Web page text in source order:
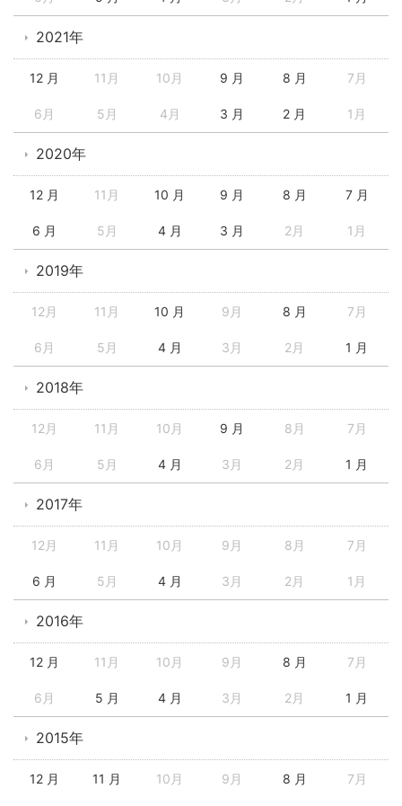
2021年
12 月 11月 10月 9 月 8 月 7月
6月 5月 4月 3 月 2 月 1月
2020年
12 月 11月 10 月 9 月 8 月 7 月
6 月 5月 4 月 3 月 2月 1月
2019年
12月 11月 10 月 9月 8 月 7月
6月 5月 4 月 3月 2月 1 月
2018年
12月 11月 10月 9 月 8月 7月
6月 5月 4 月 3月 2月 1 月
2017年
12月 11月 10月 9月 8月 7月
6 月 5月 4 月 3月 2月 1月
2016年
12 月 11月 10月 9月 8 月 7月
6月 5 月 4 月 3月 2月 1 月
2015年
12 月 11 月 10月 9月 8 月 7月